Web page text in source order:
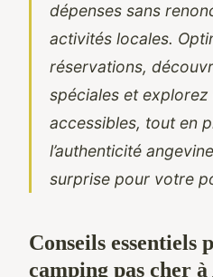
dépenses sans
activités locales.
réservations,
spéciales et
accessibles, tout en
l’authenticité
surprise pour votre
Conseils essentiels
camping pas cher